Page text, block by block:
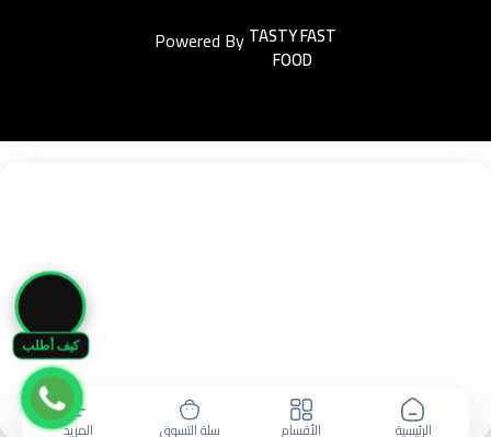
كيف أطلب
الرئيسية الأقسام سلة التسوق المزيد
Powered ByEasyorders